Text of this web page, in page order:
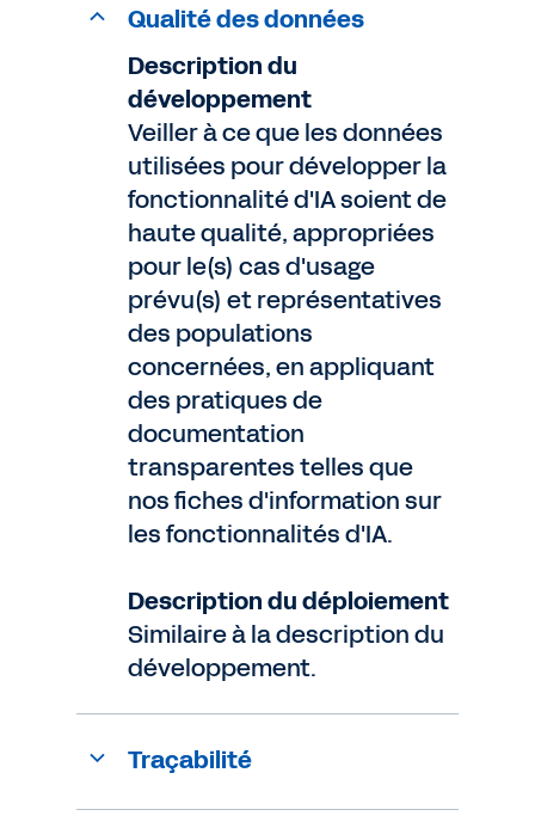
Qualité des données
Description du
développement
Veiller à ce que les données
utilisées pour développer la
fonctionnalité d'IA soient de
haute qualité, appropriées
pour le(s) cas d'usage
prévu(s) et représentatives
des populations
concernées, en appliquant
des pratiques de
documentation
transparentes telles que
nos fiches d'information sur
les fonctionnalités d'IA.
Description du déploiement
Similaire à la description du
développement.
Traçabilité